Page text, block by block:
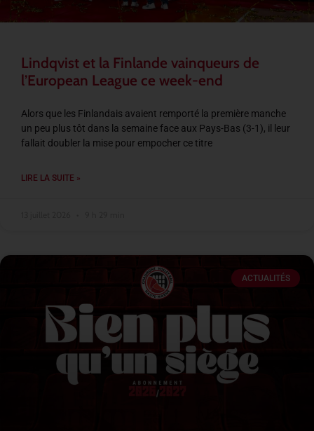
Lindqvist et la Finlande vainqueurs de
l’European League ce week-end
Alors que les Finlandais avaient remporté la première manche
un peu plus tôt dans la semaine face aux Pays-Bas (3-1), il leur
fallait doubler la mise pour empocher ce titre
LIRE LA SUITE »
ACTUALITÉS